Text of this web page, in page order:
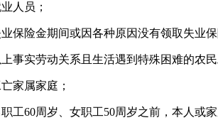
人员；
保险金期间或因各种原因没有领取失业
事实劳动关系且生活遇到特殊困难的农民
家属家庭；
工60周岁、女职工50周岁之前，本人或